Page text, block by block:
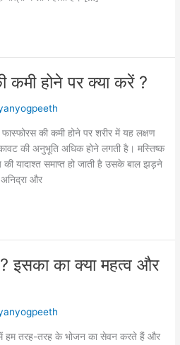
कमी होने पर क्या करें ?
की कमी होने पर शरीर में यह लक्षण
की अनुभूति अधिक होने लगती है। मस्तिष्क
यादाश्त समाप्त हो जाती है उसके बाल झड़ने
और
इसका का क्या महत्व और
में हम तरह-तरह के भोजन का सेवन करते हैं और